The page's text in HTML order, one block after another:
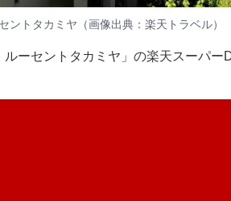
ントタカミヤ（画像出典：楽天トラベル）
ルーセントタカミヤ」の楽天スーパ